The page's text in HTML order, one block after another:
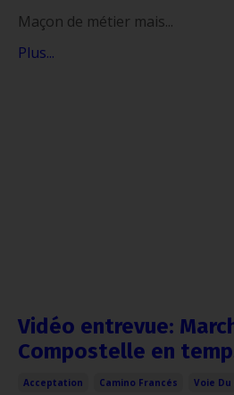
Maçon de métier mais...
Plus...
Vidéo entrevue:
Compostelle en
Acceptation Camino Francés Voie Du